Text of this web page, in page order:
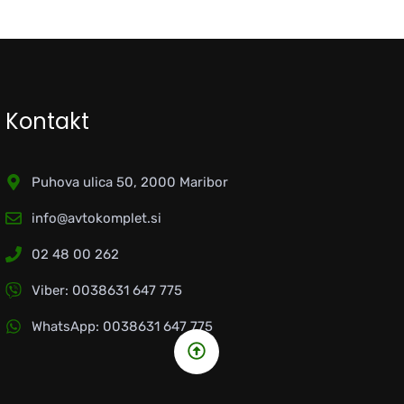
Kontakt
Puhova ulica 50, 2000 Maribor
info@avtokomplet.si
02 48 00 262
Viber: 0038631 647 775
WhatsApp: 0038631 647 775